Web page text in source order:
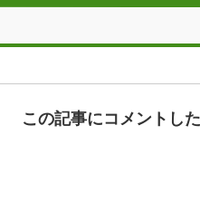
就労支援と並行してやること
この記事にコメントし